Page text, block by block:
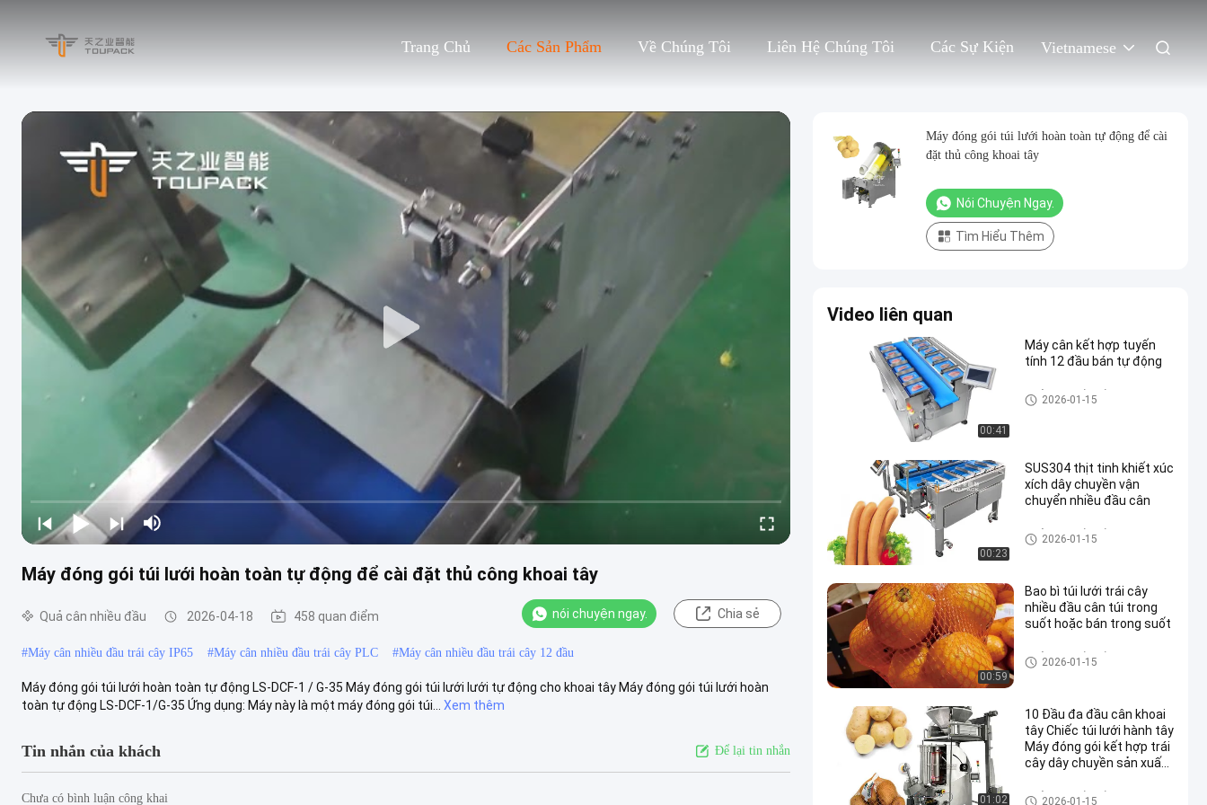
Trang Chủ Các Sản Phẩm Về Chúng Tôi Liên Hệ Chúng Tôi Các Sự Kiện Vietnamese
Máy đóng gói túi lưới hoàn toàn tự động để cài đặt thủ công khoai tây
Quả cân nhiều đầu 2026-04-18 458 quan điểm nói chuyện ngay. Chia sẻ
#Máy cân nhiều đầu trái cây IP65 #Máy cân nhiều đầu trái cây PLC #Máy cân nhiều đầu trái cây 12 đầu
Máy đóng gói túi lưới hoàn toàn tự động LS-DCF-1 / G-35 Máy đóng gói túi lưới lưới tự động cho khoai tây Máy đóng gói túi lưới hoàn
toàn tự động LS-DCF-1/G-35 Ứng dụng: Máy này là một máy đóng gói túi...
Xem thêm
Tin nhắn của khách Để lại tin nhắn
Chưa có bình luận công khai
Máy đóng gói túi lưới hoàn toàn tự động để cài
đặt thủ công khoai tây
Nói Chuyện Ngay.
Tìm Hiểu Thêm
Video liên quan
00:41
Máy cân kết hợp tuyến
tính 12 đầu bán tự động
Quả cân nhiều đầu
2026-01-15
00:23
SUS304 thịt tinh khiết xúc
xích dây chuyền vận
chuyển nhiều đầu cân
Quả cân nhiều đầu
2026-01-15
00:59
Bao bì túi lưới trái cây
nhiều đầu cân túi trong
suốt hoặc bán trong suốt
Quả cân nhiều đầu
2026-01-15
01:02
10 Đầu đa đầu cân khoai
tây Chiếc túi lưới hành tây
Máy đóng gói kết hợp trái
cây dây chuyền sản xuất
Quả cân nhiều đầu
2026-01-15